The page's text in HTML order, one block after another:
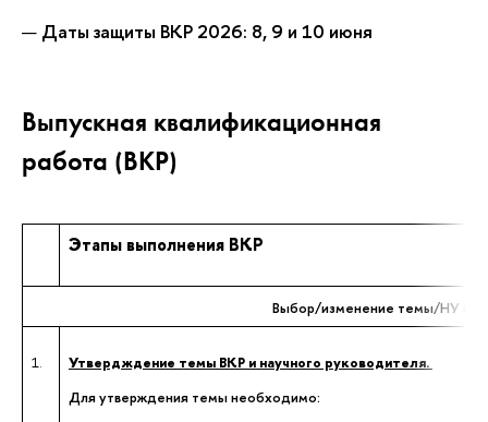
Даты защиты ВКР 2026: 8, 9 и 10 июня
Выпускная квалификационная
работа (ВКР)
Этапы выполнения ВКР
Выбор/изменение темы/НУ
1.
Утвердждение темы ВКР и научного руководителя.
Для утверждения темы необходимо: